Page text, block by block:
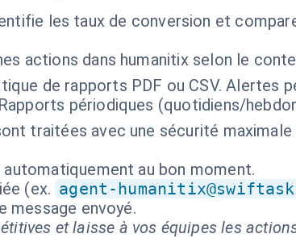
les taux de conversion et
actions dans humanitix selon le
de rapports PDF ou CSV. Alertes
périodiques (quotidiens/
traitées avec une sécurité
au bon moment.
(ex. agent-
message envoyé.
et laisse à vos équipes les